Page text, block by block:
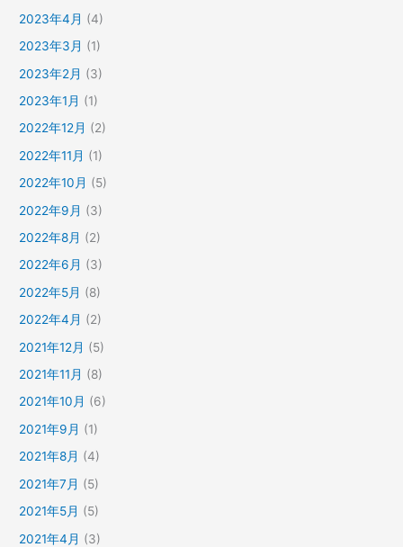
2023年4月 (4)
2023年3月 (1)
2023年2月 (3)
2023年1月 (1)
2022年12月 (2)
2022年11月 (1)
2022年10月 (5)
2022年9月 (3)
2022年8月 (2)
2022年6月 (3)
2022年5月 (8)
2022年4月 (2)
2021年12月 (5)
2021年11月 (8)
2021年10月 (6)
2021年9月 (1)
2021年8月 (4)
2021年7月 (5)
2021年5月 (5)
2021年4月 (3)